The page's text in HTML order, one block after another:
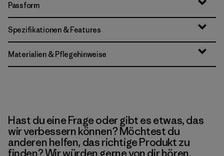
Passform
Spezifikationen & Features
Materialien & Pflegehinweise
Hast du eine Frage oder gibt es etwas, das
wir verbessern können? Möchtest du
anderen helfen, das richtige Produkt zu
finden? Wir würden gerne von dir hören.